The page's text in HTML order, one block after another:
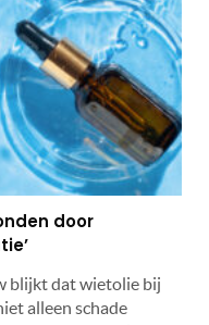
door
blijkt dat wietolie bij
alleen schade